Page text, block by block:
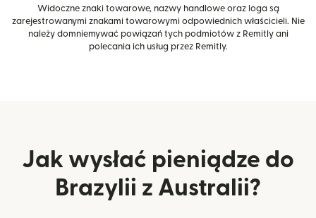
Widoczne znaki towarowe, nazwy handlowe oraz loga są
zarejestrowanymi znakami towarowymi odpowiednich właścicieli. Nie
należy domniemywać powiązań tych podmiotów z Remitly ani
polecania ich usług przez Remitly.
Jak wysłać pieniądze do
Brazylii z Australii?